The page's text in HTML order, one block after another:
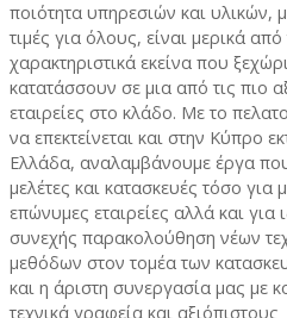
ποιότητα υπηρεσιών και υλικών,
τιμές για όλους, είναι μερικά από
χαρακτηριστικά εκείνα που
κατατάσσουν σε μια από τις πιο
εταιρείες στο κλάδο. Με το
να επεκτείνεται και στην Κύπρο
Ελλάδα, αναλαμβάνουμε έργα
μελέτες και κατασκευές τόσο για
επώνυμες εταιρείες αλλά και για
συνεχής παρακολούθηση νέων
μεθόδων στον τομέα των
και η άριστη συνεργασία μας με
τεχνικά γραφεία και αξιόπιστους